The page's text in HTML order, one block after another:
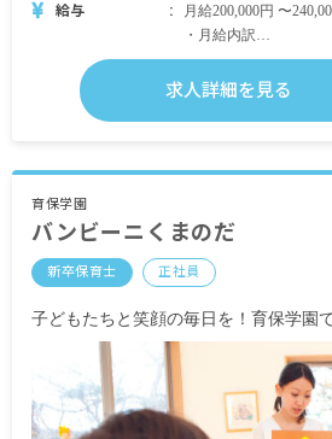
給与
月給200,000円 〜
・月給内訳
基本給:180,000円 〜
処遇手当:10,000円
・定期的に支給される
求人詳細を見る
育保学園
バンビーニくまのだ
新卒保育士 正社員
子どもたちと笑顔の毎日を！育保学園